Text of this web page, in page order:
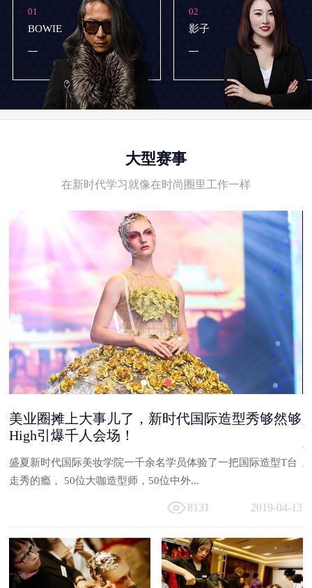
01
BOWIE
02
影子
大型赛事
在新时代学习就像在时尚圈里工作一样
新时代国际形象节空降亚洲，与时尚邂逅。
每年一度的世界形象节造型大赛，是美业人的一场盛典，除了能
与同行伙伴一起交流经验之外，还可以...